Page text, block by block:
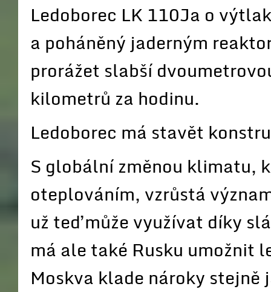
Ledoborec LK 110Ja o
a poháněný jaderným
prorážet slabší
kilometrů za hodinu.
Ledoborec má stavět
S globální změnou klimatu,
oteplováním, vzrůstá
už teď může využívat díky
má ale také Rusku umožnit
Moskva klade nároky stejně